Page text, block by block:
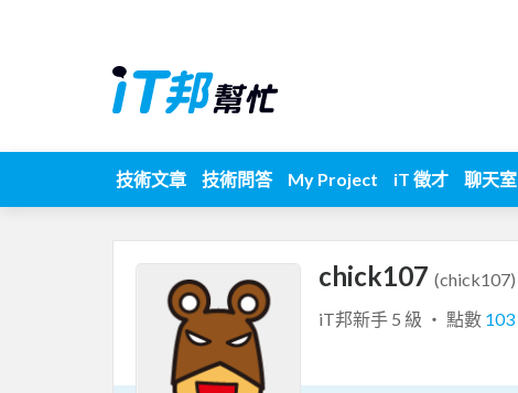
技術文章 技術問答 My Project iT 徵才 聊天室
chick107 (chick107)
iT邦新手 5 級 ‧ 點數 103